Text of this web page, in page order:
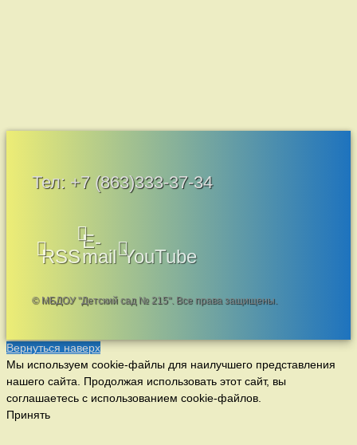
Тел: +7 (863)333-37-34
RSS
E-
mail YouTube
© МБДОУ "Детский сад № 215". Все права защищены.
Вернуться наверх
Мы используем cookie-файлы для наилучшего представления
нашего сайта. Продолжая использовать этот сайт, вы
соглашаетесь с использованием cookie-файлов.
Принять